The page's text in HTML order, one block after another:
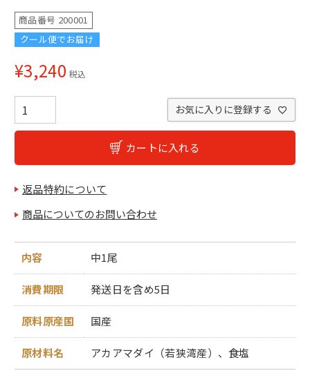
商品番号 200001
クール便でお届け
¥3,240 税込
お気に入りに登録する
カートに入れる
返品特約について
商品についてのお問い合わせ
内容 中1尾
消費期限 発送日を含め5日
原料原産国 国産
原材料名 アカアマダイ（若狭湾産）、食塩